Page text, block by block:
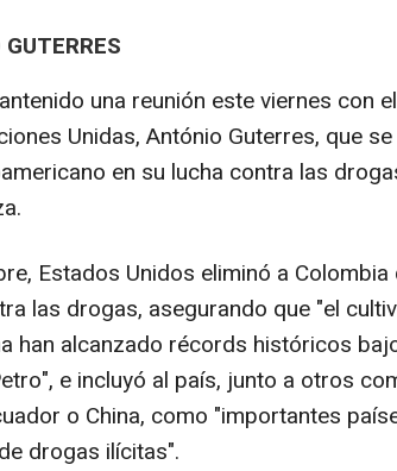
una reunión este viernes con el
Unidas, António Guterres, que
en su lucha contra las
Estados Unidos eliminó a Colombia
las drogas, asegurando que "el
han alcanzado récords históricos
e incluyó al país, junto a otros
o China, como "importantes
drogas ilícitas".